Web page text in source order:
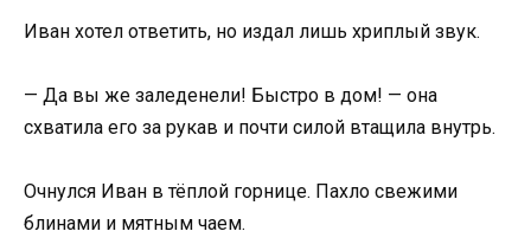
Иван хотел ответить, но издал лишь хриплый звук.
— Да вы же заледенели! Быстро в дом! — она
схватила его за рукав и почти силой втащила внутрь.
Очнулся Иван в тёплой горнице. Пахло свежими
блинами и мятным чаем.